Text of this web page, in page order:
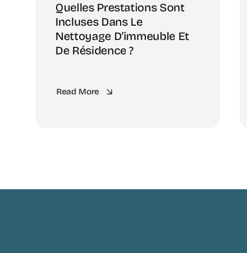
Quelles Prestations Sont
Incluses Dans Le
Nettoyage D’immeuble Et
De Résidence ?
Read More